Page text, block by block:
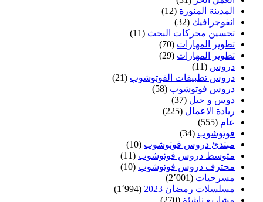
المدينة المنورة (12)
انفوجرافيك (32)
تحسين محركات البحث (11)
تطوير المهارات (70)
تطوير المهارات (29)
دروس (11)
دروس تطبيقات الفوتوشوب (21)
دروس فوتوشوب (58)
دوس و حيل (37)
ريادة الاعمال (225)
عام (555)
فوتوشوب (34)
مبتدئ دروس فوتوشوب (10)
متوسط دروس فوتوشوب (11)
محترف دروس فوتوشوب (10)
مسرحيات (2٬001)
مسلسلات رمضان 2023
(1٬994)
مشاريع ناشئة (270)